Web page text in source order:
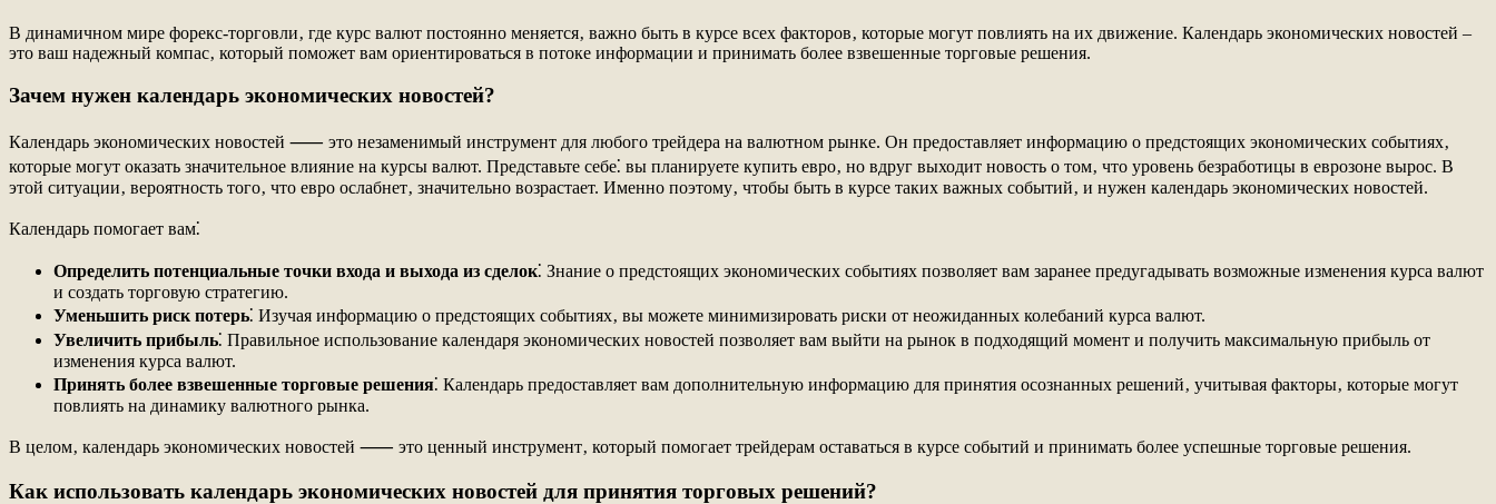
В динамичном мире форекс-торговли‚ где курс валют постоянно меняется‚ важно быть в курсе всех факторов‚ которые могут повлиять на их движение. Календарь экономических новостей –
это ваш надежный компас‚ который поможет вам ориентироваться в потоке информации и принимать более взвешенные торговые решения.
Зачем нужен календарь экономических новостей?
Календарь экономических новостей ⸺ это незаменимый инструмент для любого трейдера на валютном рынке. Он предоставляет информацию о предстоящих экономических событиях‚
которые могут оказать значительное влияние на курсы валют. Представьте себе⁚ вы планируете купить евро‚ но вдруг выходит новость о том‚ что уровень безработицы в еврозоне вырос. В
этой ситуации‚ вероятность того‚ что евро ослабнет‚ значительно возрастает. Именно поэтому‚ чтобы быть в курсе таких важных событий‚ и нужен календарь экономических новостей.
Календарь помогает вам⁚
Определить потенциальные точки входа и выхода из сделок⁚ Знание о предстоящих экономических событиях позволяет вам заранее предугадывать возможные изменения курса валют
и создать торговую стратегию.
Уменьшить риск потерь⁚ Изучая информацию о предстоящих событиях‚ вы можете минимизировать риски от неожиданных колебаний курса валют.
Увеличить прибыль⁚ Правильное использование календаря экономических новостей позволяет вам выйти на рынок в подходящий момент и получить максимальную прибыль от
изменения курса валют.
Принять более взвешенные торговые решения⁚ Календарь предоставляет вам дополнительную информацию для принятия осознанных решений‚ учитывая факторы‚ которые могут
повлиять на динамику валютного рынка.
В целом‚ календарь экономических новостей ⸺ это ценный инструмент‚ который помогает трейдерам оставаться в курсе событий и принимать более успешные торговые решения.
Как использовать календарь экономических новостей для принятия торговых решений?